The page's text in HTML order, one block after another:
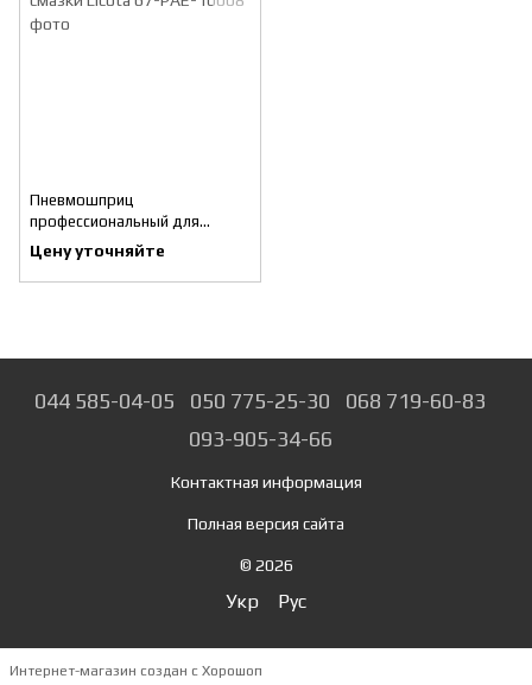
Пневмошприц
профессиональный для
смазки Licota
Цену уточняйте
044 585-04-05 050 775-25-30
068 719-60-83
093-905-34-66
Контактная информация
Полная версия сайта
© 2026
Укр Рус
Интернет-магазин создан с Хорошоп